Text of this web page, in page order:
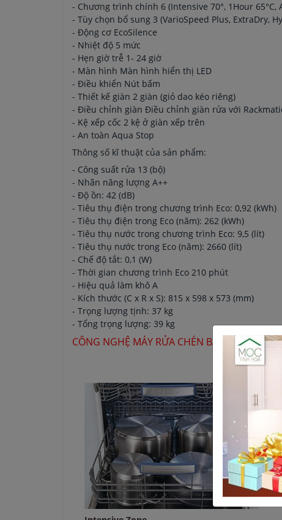
- Chương trình chính 6 (Intensive 70°, 1Hour 65°C,
- Tùy chọn bổ sung 3 (VarioSpeed Plus, ExtraDry,
- Động cơ EcoSilence
- Nhiệt độ 5 mức
- Hẹn giờ trễ 1- 24 giờ
- Màn hình Màn hình hiển thị LED
- Điều khiển Nút bấm
- Thiết kế giàn 2 giàn (giỏ dao kéo riêng)
- Điều chỉnh giàn Điều chỉnh giàn rửa với
- Kệ xếp cốc 2 kệ ở giàn xếp trên
- An toàn Aqua Stop
Thông số kĩ thuật của sản phẩm:
- Công suất rửa 13 (bộ)
- Nhãn năng lượng A++
- Độ ồn: 42 (dB)
- Tiêu thụ điện trong chương trình Eco: 0,92 (kWh)
- Tiêu thụ điện trong Eco (năm): 262 (kWh)
- Tiêu thụ nước trong chương trình Eco: 9,5 (lít)
- Tiêu thụ nước trong Eco (năm): 2660 (lít)
- Chế độ tắt: 0,1 (W)
- Thời gian chương trình Eco 210 phút
- Hiệu quả làm khô A
- Kích thước (C x R x S): 815 x 598 x 573 (mm)
- Trọng lượng tịnh: 37 kg
- Tổng trọng lượng: 39 kg
CÔNG NGHỆ MÁY RỬA CHÉN BÁT BOSCH